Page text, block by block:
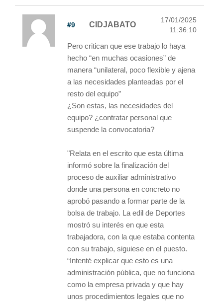
#9 CIDJABATO
17/01/2025
11:36:10
Pero critican que ese trabajo lo haya
hecho “en muchas ocasiones” de
manera “unilateral, poco flexible y ajena
a las necesidades planteadas por el
resto del equipo”
¿Son estas, las necesidades del
equipo? ¿contratar personal que
suspende la convocatoria?
"Relata en el escrito que esta última
informó sobre la finalización del
proceso de auxiliar administrativo
donde una persona en concreto no
aprobó pasando a formar parte de la
bolsa de trabajo. La edil de Deportes
mostró su interés en que esta
trabajadora, con la que estaba contenta
con su trabajo, siguiese en el puesto.
“Intenté explicar que esto es una
administración pública, que no funciona
como la empresa privada y que hay
unos procedimientos legales que no